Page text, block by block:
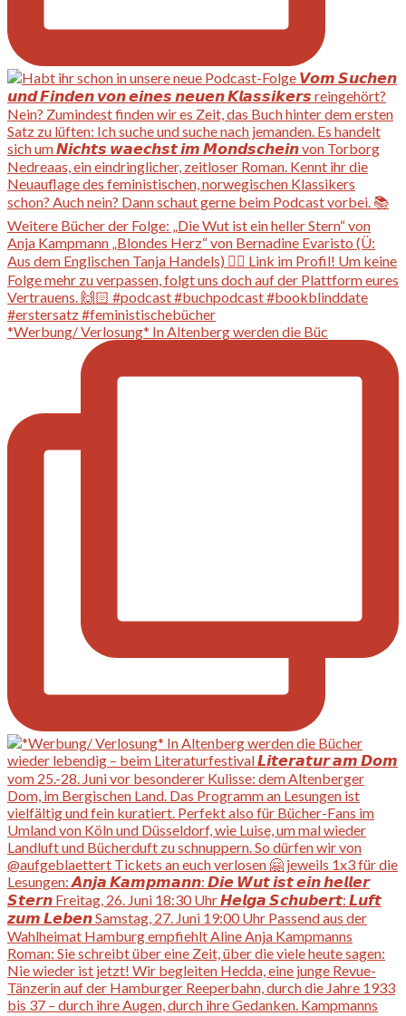
*Werbung/ Verlosung* In Altenberg werden die Büc